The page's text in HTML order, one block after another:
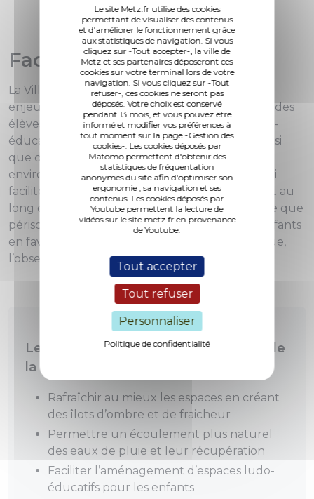
Le site Metz.fr utilise des cookies
permettant de visualiser des contenus
et d'améliorer le fonctionnement grâce
aux statistiques de navigation. Si vous
cliquez sur -Tout accepter-, la ville de
Metz et ses partenaires déposeront ces
cookies sur votre terminal lors de votre
navigation. Si vous cliquez sur -Tout
refuser-, ces cookies ne seront pas
déposés. Votre choix est conservé
pendant 13 mois, et vous pouvez être
informé et modifier vos préférences à
tout moment sur la page -Gestion des
cookies-. Les cookies déposés par
Matomo permettent d'obtenir des
statistiques de fréquentation
anonymes du site afin d'optimiser son
ergonomie , sa navigation et ses
contenus. Les cookies déposés par
Youtube permettent la lecture de
vidéos sur le site metz.fr en provenance
de Youtube.
Tout accepter
Tout refuser
Personnaliser
Politique de confidentialité
Faciliter "l'école dehors"
La Ville de Metz s’est engagée à répondre aux
enjeux environnementaux ainsi qu’aux besoins des
élèves qui bénéficient à présent d’espaces ludo-
éducatifs, de terrains d’évolution et de sport ainsi
que d’un espace potager, le tout dans un
environnement arboré. Ces aménagements, qui
facilitent « l’école dehors », sont accessibles tout au
long de la journée tant durant le temps scolaire que
périscolaire. Ils contribuent au bien-être des enfants
en favorisant l’égalité, la mixité, l’activité physique,
l’observation et la découverte de la nature.
Les objectifs de la transformation et de
la végétalisation des cours d'école
Rafraîchir au mieux les espaces en créant
des îlots d’ombre et de fraicheur
Permettre un écoulement plus naturel
des eaux de pluie et leur récupération
Faciliter l’aménagement d’espaces ludo-
éducatifs pour les enfants